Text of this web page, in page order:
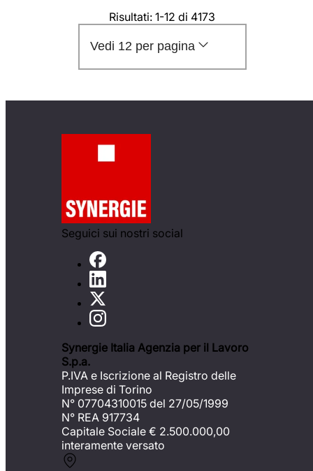
Risultati: 1-12 di 4173
Vedi 12 per pagina
Seguici sui nostri social
Synergie Italia Agenzia per il Lavoro
S.p.a.
P.IVA e Iscrizione al Registro delle
Imprese di Torino
N° 07704310015 del 27/05/1999
N° REA 917734
Capitale Sociale € 2.500.000,00
interamente versato